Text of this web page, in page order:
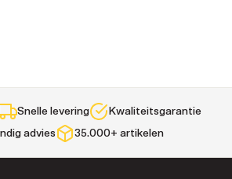
Snelle levering
Kwaliteitsgarantie
advies
35.000+ artikelen